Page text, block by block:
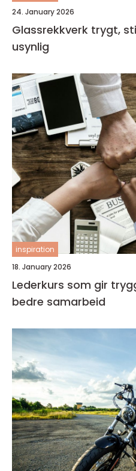
24. January 2026
Glassrekkverk trygt, stilrent og nesten
usynlig
inspiration
18. January 2026
Lederkurs som gir
bedre samarbeid